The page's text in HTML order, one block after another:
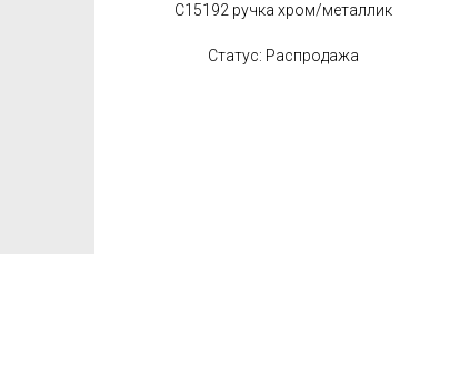
C15192 ручка хром/металлик
Статус: Распродажа